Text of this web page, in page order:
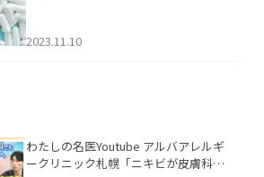
2023.11.10
わたしの名医Youtube アルバアレルギ
ークリニック札幌「ニキビが皮膚科で